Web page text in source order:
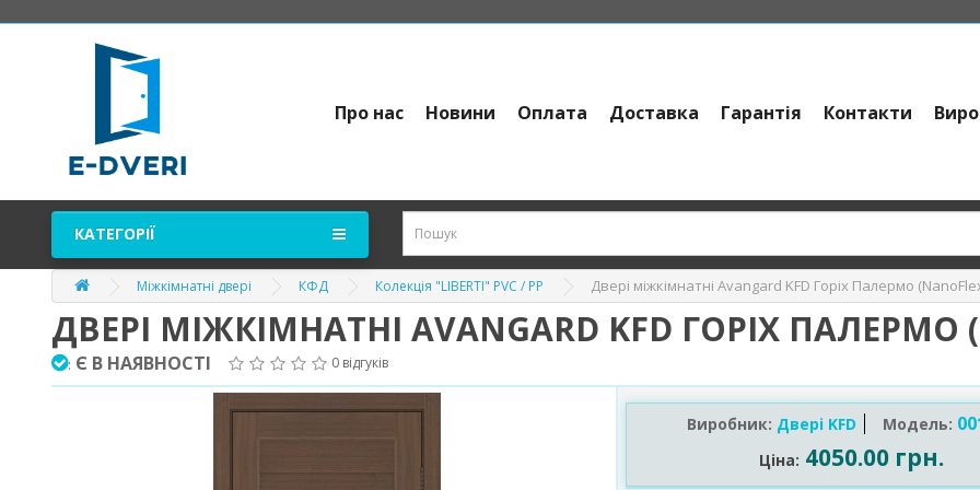
Про нас Новини Оплата Доставка Гарантія Контакти
КАТЕГОРІЇ
Міжкімнатні двері КФД Колекція "LIBERTI" PVC / PP Двері міжкімнатні Avangard KFD Горіх Палермо
ДВЕРІ МІЖКІМНАТНІ AVANGARD KFD ГОРІХ ПАЛЕРМО
: Є В НАЯВНОСТІ 0 відгуків
Виробник: Двері KFD Модель:
Ціна: 4050.00 грн.